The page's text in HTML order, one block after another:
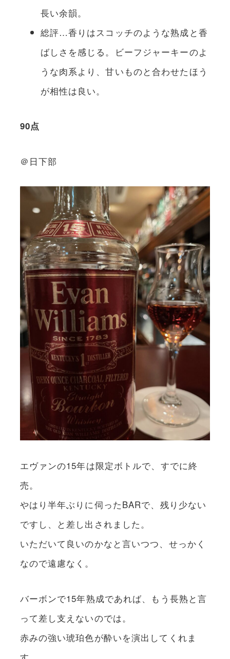
長い余韻。
総評…香りはスコッチのような熟成と香
ばしさを感じる。ビーフジャーキーのよ
うな肉系より、甘いものと合わせたほう
が相性は良い。
90点
＠日下部
エヴァンの15年は限定ボトルで、すでに終
売。
やはり半年ぶりに伺ったBARで、残り少ない
ですし、と差し出されました。
いただいて良いのかなと言いつつ、せっかく
なので遠慮なく。
バーボンで15年熟成であれば、もう長熟と言
って差し支えないのでは。
赤みの強い琥珀色が酔いを演出してくれま